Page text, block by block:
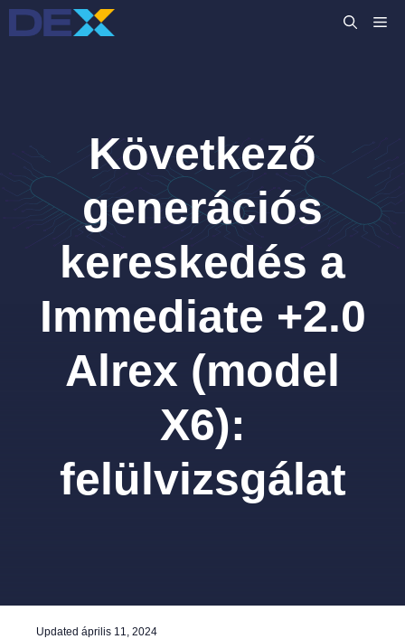
Kilépés
Következő
generációs
kereskedés a
Immediate +2.0
Alrex (model
X6):
felülvizsgálat
Updated április 11, 2024